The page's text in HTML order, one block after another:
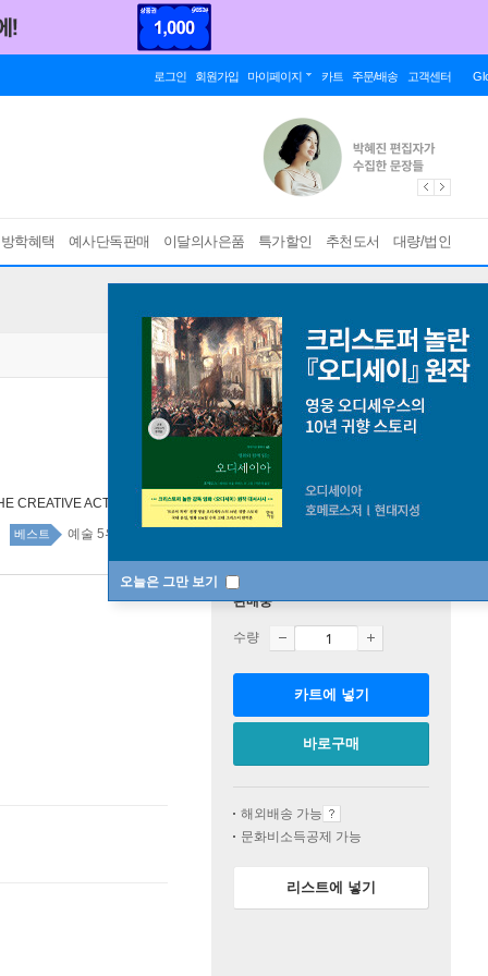
로그인 회원가입 마이페이지 카트 주문/배송 고객센터
학혜택 예사단독판매 이달의사은품 특가할인 추천도서 대량/법인
오늘은 그만 보기
CREATIVE ACT
베스트 예술 5위
판매중
수량
카트에 넣기
바로구매
해외배송 가능
문화비소득공제 가능
리스트에 넣기